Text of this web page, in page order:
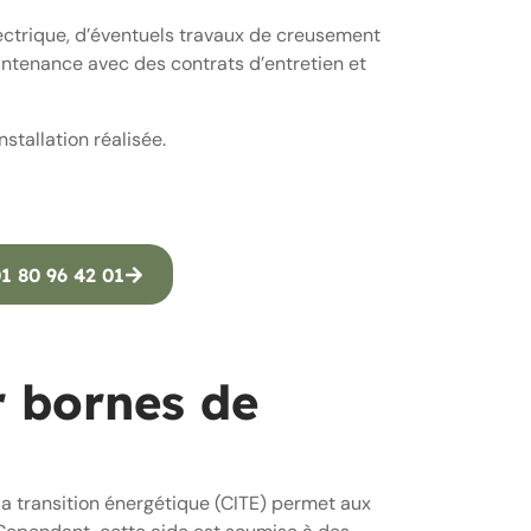
d’éventuels travaux de creusement
avec des contrats d’entretien et
réalisée.
80 96 42 01
bornes de
transition énergétique (CITE) permet aux